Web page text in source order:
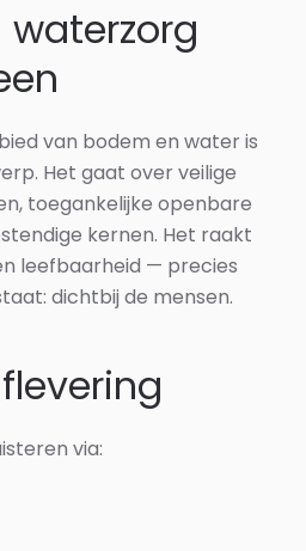
van bodem en water is
Het gaat over veilige
toegankelijke openbare
kernen. Het raakt
leefbaarheid — precies
dichtbij de mensen.
via: